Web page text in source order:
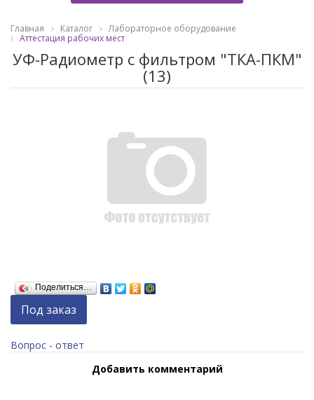
Главная Каталог
Лабораторное оборудование
Аттестация рабочих мест
УФ-Радиометр с фильтром "ТКА-ПКМ"
(13)
Поделиться…
Под заказ
Вопрос - ответ
Добавить комментарий